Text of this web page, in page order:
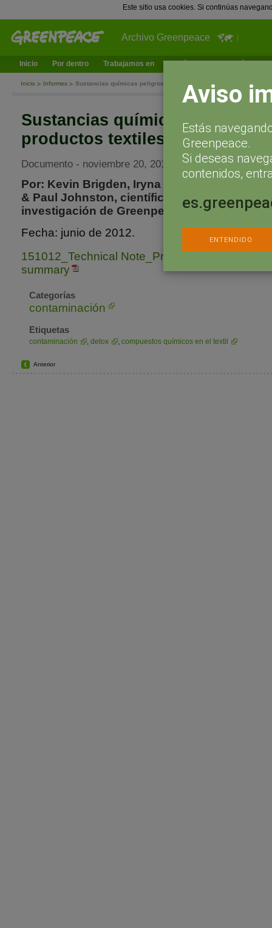
Este sitio usa cookies. Si continúas
Archivo Greenpeace
Inicio Por dentro Trabajamos en ¿Qué puedes hacer tú?
Inicio Informes Sustancias químicas peligrosas en los productos textiles
Sustancias químicas
productos textiles
Documento - noviembre 20, 2012
Por: Kevin Brigden, Iryna Labunska, Emily
& Paul Johnston, científicos y científicas de
investigación de Greenpeace en la
Fecha: junio de 2012.
151012_Technical Note_Product Testing
summary
Categorías
contaminación
Etiquetas
contaminación , detox , compuestos químicos en el textil
Anterior
Aviso
Estás
Greenpeace.
Si deseas
contenidos,
ENTENDIDO